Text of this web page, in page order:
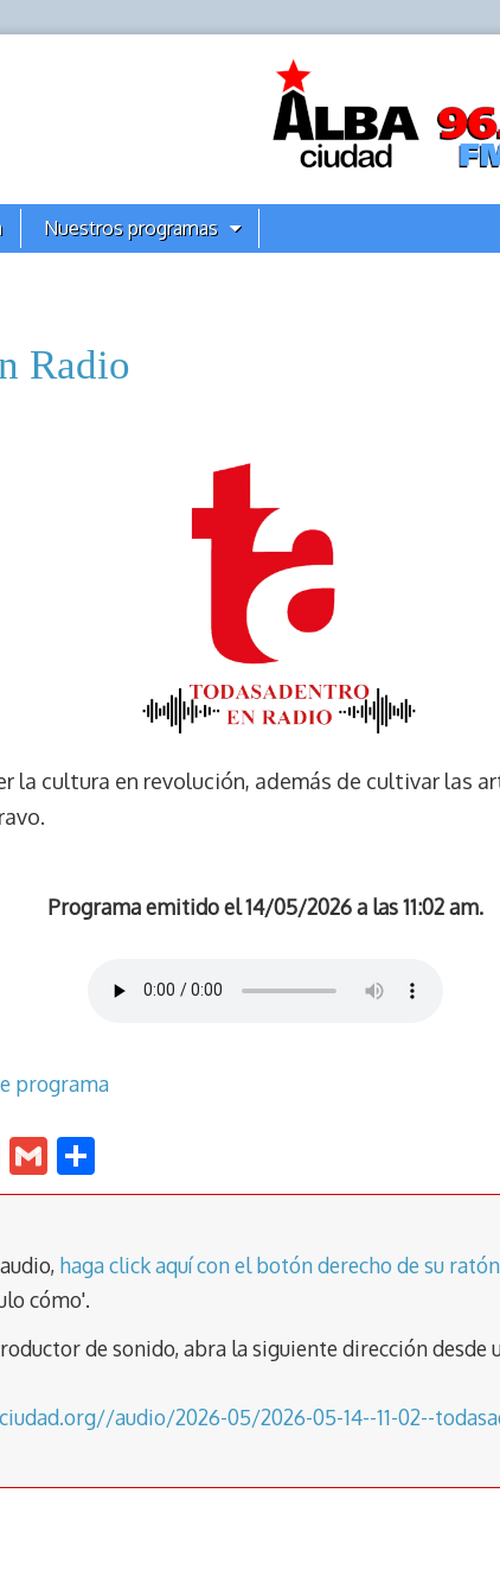
Nuestros programas
Radio
la cultura en revolución, además de cultivar las
Programa emitido el 14/05/2026 a las 11:02 am.
programa
E
m
l
G
m
l
o
p
tir
haga click aquí con el botón derecho de su ratón
cómo'.
de sonido, abra la siguiente dirección desde
audio/2026-05/2026-05-14--11-02--